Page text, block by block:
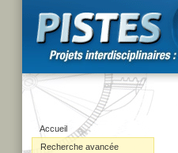
Accueil
Recherche avancée